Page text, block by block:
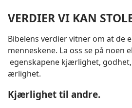
VERDIER VI KAN
Bibelens verdier vitner om at de
menneskene. La oss se på noen
egenskapene kjærlighet,
ærlighet.
Kjærlighet til andre.